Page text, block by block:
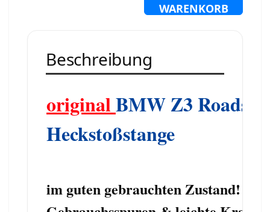
WARENKORB
Beschreibung
originalBMWZ3
Heckstoßstange
im guten gebrauchten Zustand!